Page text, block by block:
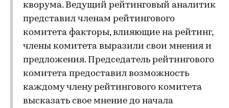
кворума. Ведущий рейтинговый аналитик
представил членам рейтингового
комитета факторы, влияющие на рейтинг,
члены комитета выразили свои мнения и
предложения. Председатель рейтингового
комитета предоставил возможность
каждому члену рейтингового комитета
высказать свое мнение до начала